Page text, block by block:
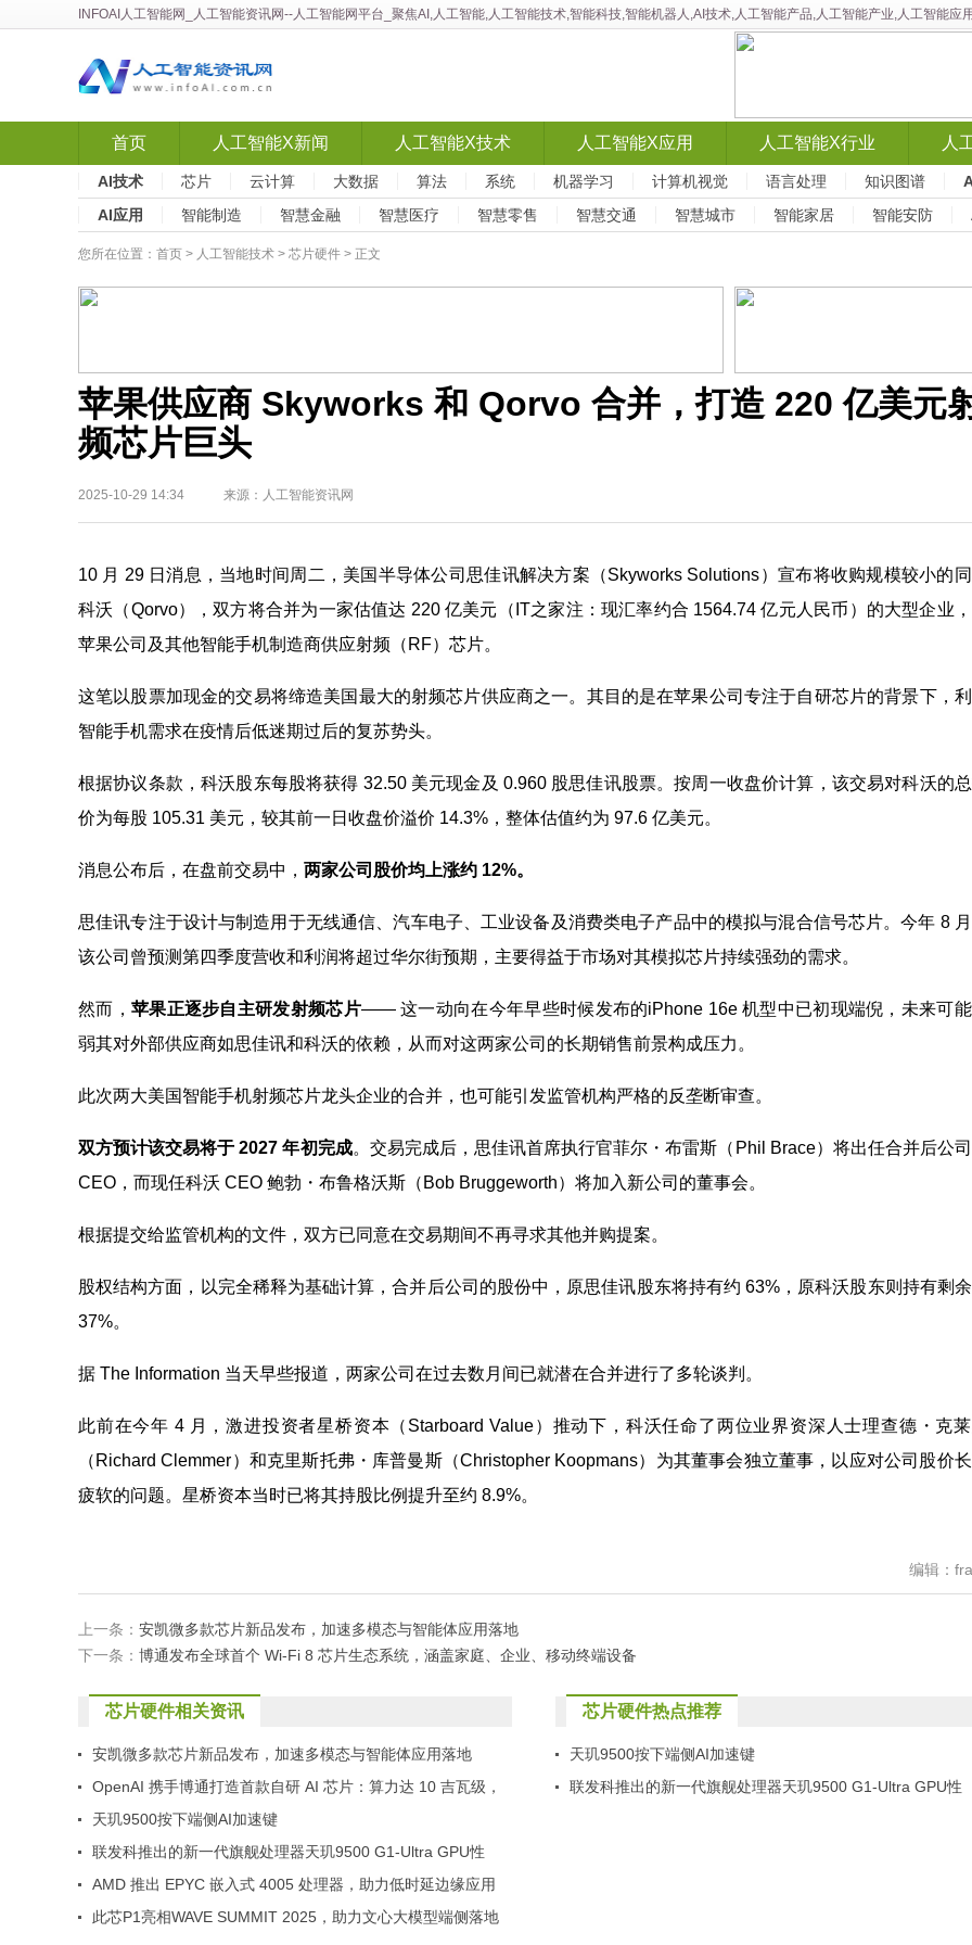
INFOAI人工智能网 人工智能资讯网--人工智能网平台_聚焦AI,人工智能,人工智能技术,智能科技,智能机器人,AI技术,人工智能产品,人工智能产业,人工智能应
首页 人工智能X新闻 人工智能X技术 人工智能X应用 人工智能X行业 人
AI技术 芯片 云计算 大数据 算法 系统 机器学习 计算机视觉 语言处理 知识图谱
AI应用
智能制造 智慧金融 智慧医疗 智慧零售 智慧交通 智慧城市 智能家居 智能安防
您所在位置： 首页 > 人工智能技术 > 芯片硬件 > 正文
苹果供应商 Skyworks 和 Qorvo 合并，打造 220 亿美元
频芯片巨头
2025-10-29 14:34 来源：人工智能资讯网
10 月 29 日消息，当地时间周二，美国半导体公司思佳讯解决方案（Skyworks Solutions）宣布将收购规模较小的
科沃（Qorvo），双方将合并为一家估值达 220 亿美元（IT之家注：现汇率约合 1564.74 亿元人民币）的大型企业
苹果公司及其他智能手机制造商供应射频（RF）芯片。
这笔以股票加现金的交易将缔造美国最大的射频芯片供应商之一。其目的是在苹果公司专注于自研芯片的背景下，利
智能手机需求在疫情后低迷期过后的复苏势头。
根据协议条款，科沃股东每股将获得 32.50 美元现金及 0.960 股思佳讯股票。按周一收盘价计算，该交易对科沃的
价为每股 105.31 美元，较其前一日收盘价溢价 14.3%，整体估值约为 97.6 亿美元。
消息公布后，在盘前交易中， 两家公司股价均上涨约 12%。
思佳讯专注于设计与制造用于无线通信、汽车电子、工业设备及消费类电子产品中的模拟与混合信号芯片。今年 8 月
该公司曾预测第四季度营收和利润将超过华尔街预期，主要得益于市场对其模拟芯片持续强劲的需求。
然而， 苹果正逐步自主研发射频芯片—— 这一动向在今年早些时候发布的iPhone 16e 机型中已初现端倪，未来可能
弱其对外部供应商如思佳讯和科沃的依赖，从而对这两家公司的长期销售前景构成压力。
此次两大美国智能手机射频芯片龙头企业的合并，也可能引发监管机构严格的反垄断审查。
双方预计该交易将于 2027 年初完成。交易完成后，思佳讯首席执行官菲尔・布雷斯（Phil Brace）将出任合并后公
CEO，而现任科沃 CEO 鲍勃・布鲁格沃斯（Bob Bruggeworth）将加入新公司的董事会。
根据提交给监管机构的文件，双方已同意在交易期间不再寻求其他并购提案。
股权结构方面，以完全稀释为基础计算，合并后公司的股份中，原思佳讯股东将持有约 63%，原科沃股东则持有剩
37%。
据 The Information 当天早些报道，两家公司在过去数月间已就潜在合并进行了多轮谈判。
此前在今年 4 月，激进投资者星桥资本（Starboard Value）推动下，科沃任命了两位业界资深人士理查德・克
（Richard Clemmer）和克里斯托弗・库普曼斯（Christopher Koopmans）为其董事会独立董事，以应对公司股价
疲软的问题。星桥资本当时已将其持股比例提升至约 8.9%。
编辑：
上一条： 安凯微多款芯片新品发布，加速多模态与智能体应用落地
下一条： 博通发布全球首个 Wi-Fi 8 芯片生态系统，涵盖家庭、企业、移动终端设备
芯片硬件相关资讯
安凯微多款芯片新品发布，加速多模态与智能体应用落地
OpenAI 携手博通打造首款自研 AI 芯片：算力达 10 吉瓦级，
2026 年下半年开始推进研发
天玑9500按下端侧AI加速键
联发科推出的新一代旗舰处理器天玑9500 G1-Ultra GPU性
能、能效、游戏全场称霸！
AMD 推出 EPYC 嵌入式 4005 处理器，助力低时延边缘应用
此芯P1亮相WAVE SUMMIT 2025，助力文心大模型端侧落地
芯片硬件热点推荐
天玑9500按下端侧AI加速键
联发科推出的新一代旗舰处理器天玑9500 G1-Ultra GPU性